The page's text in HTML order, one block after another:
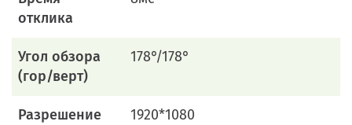
отклика
Угол обзора
(гор/верт)
178°/178°
Разрешение 1920*1080